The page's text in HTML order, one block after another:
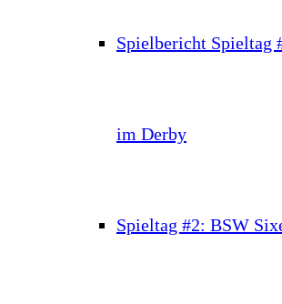
Spielbericht Spieltag
im Derby
Spieltag #2: BSW